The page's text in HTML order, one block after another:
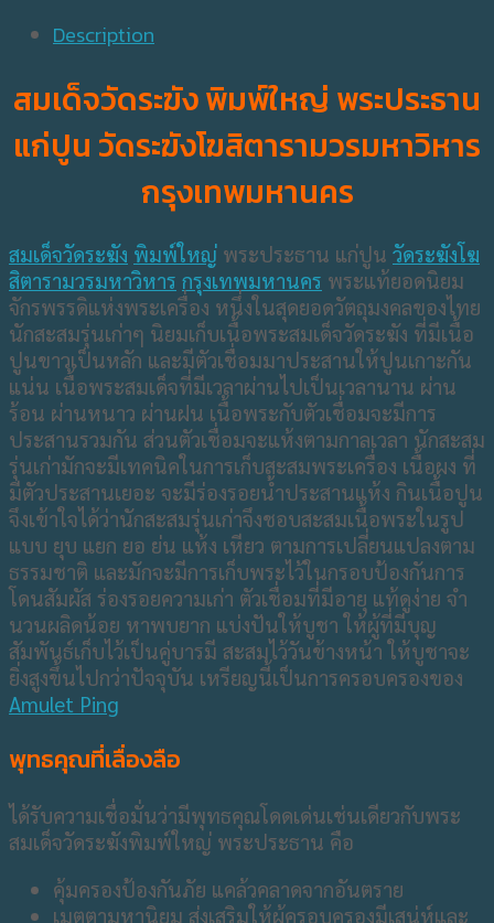
Description
สมเด็จวัดระฆัง พิมพ์ใหญ่ พระประธาน
แก่ปูน วัดระฆังโฆสิตารามวรมหาวิหาร
กรุงเทพมหานคร
สมเด็จวัดระฆัง พิมพ์ใหญ่ พระประธาน แก่ปูน วัดระฆังโฆ
สิตารามวรมหาวิหาร กรุงเทพมหานคร พระแท้ยอดนิยม
จักรพรรดิแห่งพระเครื่อง หนึ่งในสุดยอดวัตถุมงคลของไทย
นักสะสมรุ่นเก่าๆ นิยมเก็บเนื้อพระสมเด็จวัดระฆัง ที่มีเนื้อ
ปูนขาวเป็นหลัก และมีตัวเชื่อมมาประสานให้ปูนเกาะกัน
แน่น เนื้อพระสมเด็จที่มีเวลาผ่านไปเป็นเวลานาน ผ่าน
ร้อน ผ่านหนาว ผ่านฝน เนื้อพระกับตัวเชื่อมจะมีการ
ประสานรวมกัน ส่วนตัวเชื่อมจะแห้งตามกาลเวลา นักสะสม
รุ่นเก่ามักจะมีเทคนิคในการเก็บสะสมพระเครื่อง เนื้อผง ที่
มีตัวประสานเยอะ จะมีร่องรอยน้ำประสานแห้ง กินเนื้อปูน
จึงเข้าใจได้ว่านักสะสมรุ่นเก่าจึงชอบสะสมเนื้อพระในรูป
แบบ ยุบ แยก ยอ ย่น แห้ง เหียว ตามการเปลี่ยนแปลงตาม
ธรรมชาติ และมักจะมีการเก็บพระไว้ในกรอบป้องกันการ
โดนสัมผัส ร่องรอยความเก่า ตัวเชื่อมที่มีอายุ แท้ดูง่าย จำ
นวนผลิดน้อย หาพบยาก แบ่งปันให้บูชา ให้ผู้ที่มีบุญ
สัมพันธ์เก็บไว้เป็นคู่บารมี สะสมไว้วันข้างหน้า ให้บูชาจะ
ยิ่งสูงขึ้นไปกว่าปัจจุบัน เหรียญนี้เป็นการครอบครองของ
Amulet Ping
พุทธคุณที่เลื่องลือ
ได้รับความเชื่อมั่นว่ามีพุทธคุณโดดเด่นเช่นเดียวกับพระ
สมเด็จวัดระฆังพิมพ์ใหญ่ พระประธาน คือ
คุ้มครองป้องกันภัย แคล้วคลาดจากอันตราย
เมตตามหานิยม ส่งเสริมให้ผู้ครอบครองมีเสน่ห์และ